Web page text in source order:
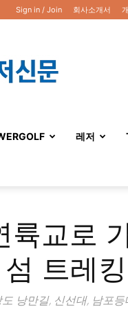
Sign in / Join 회사소개서
레저
교로
트레
낭만길, 신선대, 남포